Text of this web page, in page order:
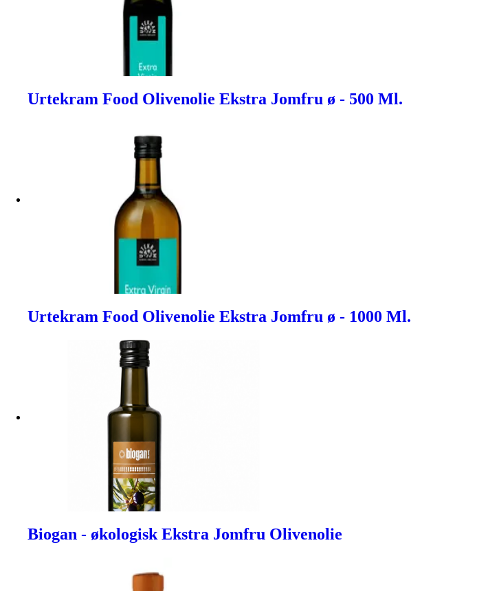
Urtekram Food Olivenolie Ekstra Jomfru ø - 500 Ml.
Urtekram Food Olivenolie Ekstra Jomfru ø - 1000 Ml.
Biogan - økologisk Ekstra Jomfru Olivenolie